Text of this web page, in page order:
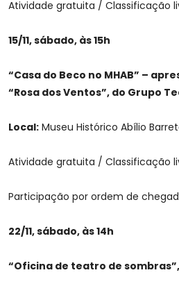
Atividade gratuita / Classificação
15/11, sábado, às 15h
“Casa do Beco no MHAB” –
“Rosa dos Ventos”, do Grupo
Local: Museu Histórico Abílio
Atividade gratuita / Classificação
Participação por ordem de
22/11, sábado, às 14h
“Oficina de teatro de